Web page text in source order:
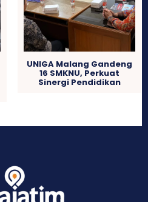
UNIGA Malang Gandeng
16 SMKNU, Perkuat
Sinergi Pendidikan